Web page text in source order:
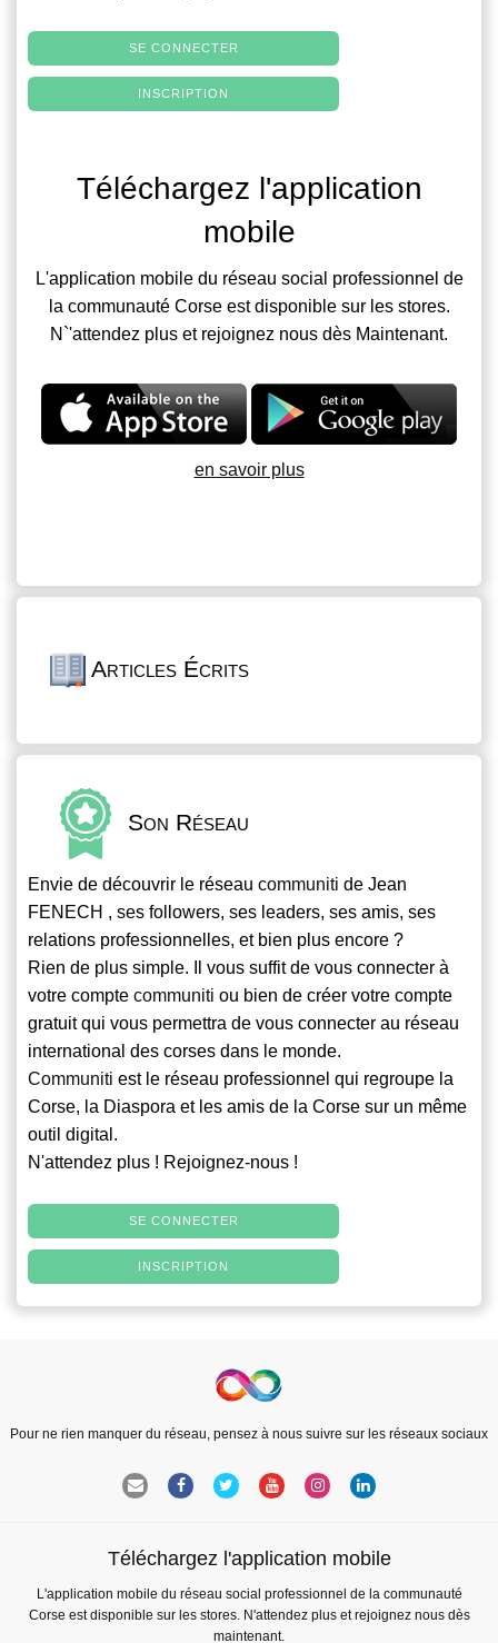
SE CONNECTER
INSCRIPTION
Téléchargez l'application
mobile
L'application mobile du réseau social professionnel de
la communauté Corse est disponible sur les stores.
N`'attendez plus et rejoignez nous dès Maintenant.
en savoir plus
Articles Écrits
Son Réseau
Envie de découvrir le réseau communiti de Jean
FENECH , ses followers, ses leaders, ses amis, ses
relations professionnelles, et bien plus encore ?
Rien de plus simple. Il vous suffit de vous connecter à
votre compte communiti ou bien de créer votre compte
gratuit qui vous permettra de vous connecter au réseau
international des corses dans le monde.
Communiti est le réseau professionnel qui regroupe la
Corse, la Diaspora et les amis de la Corse sur un même
outil digital.
N'attendez plus ! Rejoignez-nous !
SE CONNECTER
INSCRIPTION
Pour ne rien manquer du réseau, pensez à nous suivre sur les réseaux sociaux
Téléchargez l'application mobile
L'application mobile du réseau social professionnel de la communauté
Corse est disponible sur les stores. N'attendez plus et rejoignez nous dès
maintenant.